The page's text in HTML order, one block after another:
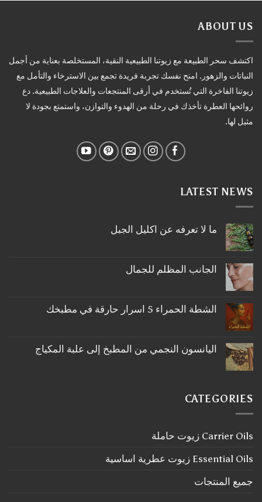
ABOUT US
اكتشف سحر الطبيعة مع زيوتنا الطبيعية النقية، المستخلصة بعناية من أجمل
النباتات والزهور. امنح نفسك تجربة فريدة تجمع بين الاسترخاء والتأمل مع
زيوتنا الفاخرة التي تُستخدم في أرقى المنتجعات والعلاجات الطبيعية. دع
روائحها العطرة تأخذك في رحلة من الهدوء والتوازن، واستمتع بجودة لا
مثيل لها.
LATEST NEWS
ما لا تعرفه عن اكليل الجبل
على
ما
اكليل
الجبل
الجانب المظلم للجمال
على
الجانب
الشطة الحمراء 5 اسرار حارقة في مطبخك
على
الشطة
في
مطبخك
اليانسون النجمي من المطبخ إلى علبة المكياج
اليانسون
النجمي
علبة
المكياج
CATEGORIES
Carrier Oils زيوت حاملة
Essential Oils زيوت عطرية اساسية
جميع المنتجات